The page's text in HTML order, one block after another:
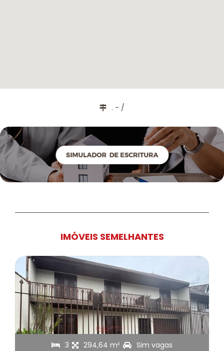
. - /
IMÓVEIS SEMELHANTES
3 294,64 m² Sim vagas